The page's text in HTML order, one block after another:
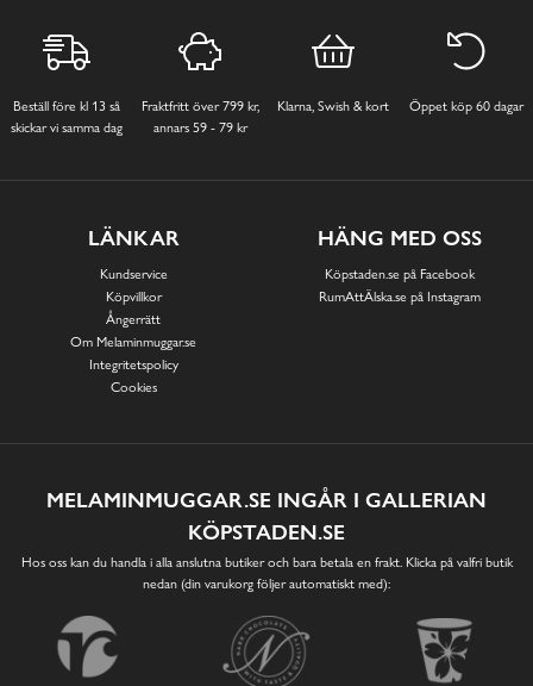
Beställ före kl 13 så
skickar vi samma dag
Fraktfritt över 799 kr,
annars 59 - 79 kr
Klarna, Swish & kort Öppet köp 60 dagar
LÄNKAR
Kundservice
Köpvillkor
Ångerrätt
Om Melaminmuggar.se
Integritetspolicy
Cookies
HÄNG MED OSS
Köpstaden.se på Facebook
RumAttÄlska.se på Instagram
MELAMINMUGGAR.SE INGÅR I GALLERIAN
KÖPSTADEN.SE
Hos oss kan du handla i alla anslutna butiker och bara betala en frakt. Klicka på valfri butik
nedan (din varukorg följer automatiskt med):